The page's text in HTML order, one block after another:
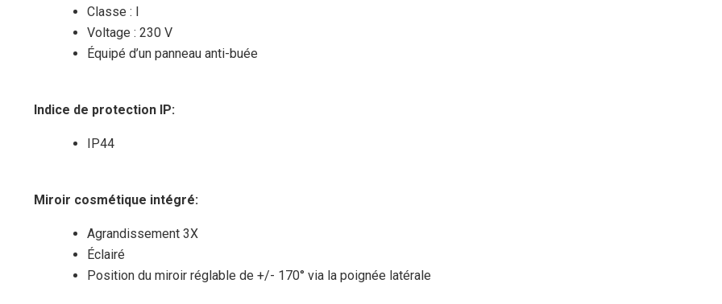
Classe : I
Voltage : 230 V
Équipé d’un panneau anti-buée
Indice de protection IP:
IP44
Miroir cosmétique intégré:
Agrandissement 3X
Éclairé
Position du miroir réglable de +/- 170° via la poignée latérale